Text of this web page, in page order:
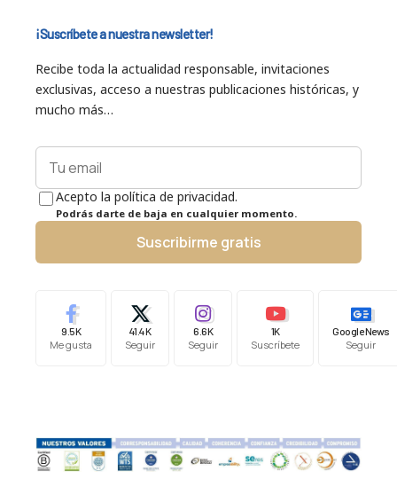
¡Suscríbete a nuestra newsletter!
Recibe toda la actualidad responsable, invitaciones
exclusivas, acceso a nuestras publicaciones históricas, y
mucho más…
Acepto la política de privacidad.
Podrás darte de baja en cualquier momento.
Suscribirme gratis
9.5K
Me gusta
41.4K
Seguir
6.6K
Seguir
1K
Suscríbete
Google News
Seguir